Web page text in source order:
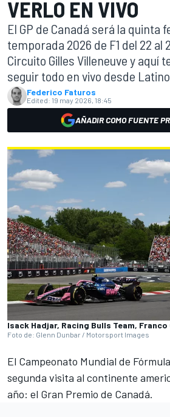
VERLO EN VIVO
El GP de Canadá será la quinta
temporada 2026 de F1 del 22 al
Circuito Gilles Villeneuve y aquí
seguir todo en vivo desde
Federico Faturos
Edited: 19 may 2026, 18:45
AÑADIR COMO FUENTE
Isack Hadjar, Racing Bulls Team,
Foto de: Glenn Dunbar / Motorsport Images
El Campeonato Mundial de
segunda visita al continente
año: el Gran Premio de Canadá.